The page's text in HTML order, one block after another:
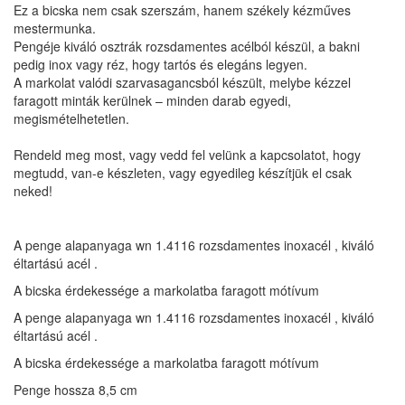
Ez a bicska nem csak szerszám, hanem székely kézműves
mestermunka.
Pengéje kiváló osztrák rozsdamentes acélból készül, a bakni
pedig inox vagy réz, hogy tartós és elegáns legyen.
A markolat valódi szarvasagancsból készült, melybe kézzel
faragott minták kerülnek – minden darab egyedi,
megismételhetetlen.
Rendeld meg most, vagy vedd fel velünk a kapcsolatot, hogy
megtudd, van-e készleten, vagy egyedileg készítjük el csak
neked!
A penge alapanyaga wn 1.4116 rozsdamentes inoxacél , kiváló
éltartású acél .
A bicska érdekessége a markolatba faragott mótívum
A penge alapanyaga wn 1.4116 rozsdamentes inoxacél , kiváló
éltartású acél .
A bicska érdekessége a markolatba faragott mótívum
Penge hossza 8,5 cm